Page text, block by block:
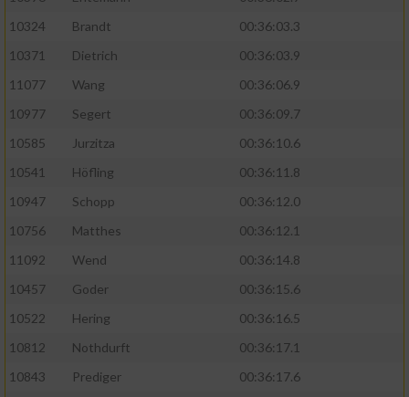
10324
Brandt
00:36:03.3
10371
Dietrich
00:36:03.9
11077
Wang
00:36:06.9
10977
Segert
00:36:09.7
10585
Jurzitza
00:36:10.6
10541
Höfling
00:36:11.8
10947
Schopp
00:36:12.0
10756
Matthes
00:36:12.1
11092
Wend
00:36:14.8
10457
Goder
00:36:15.6
10522
Hering
00:36:16.5
10812
Nothdurft
00:36:17.1
10843
Prediger
00:36:17.6